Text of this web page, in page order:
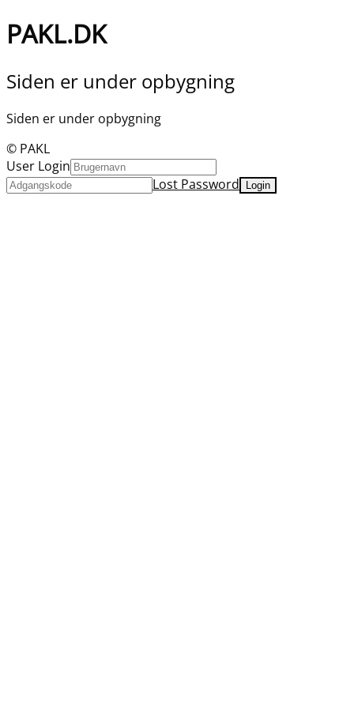
PAKL.DK
Siden er under opbygning
Siden er under opbygning
© PAKL
User Login
Lost Password